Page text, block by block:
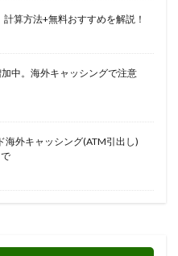
算方法+無料おすすめを解説！
中。海外キャッシングで注意
外キャッシング(ATM引出し)